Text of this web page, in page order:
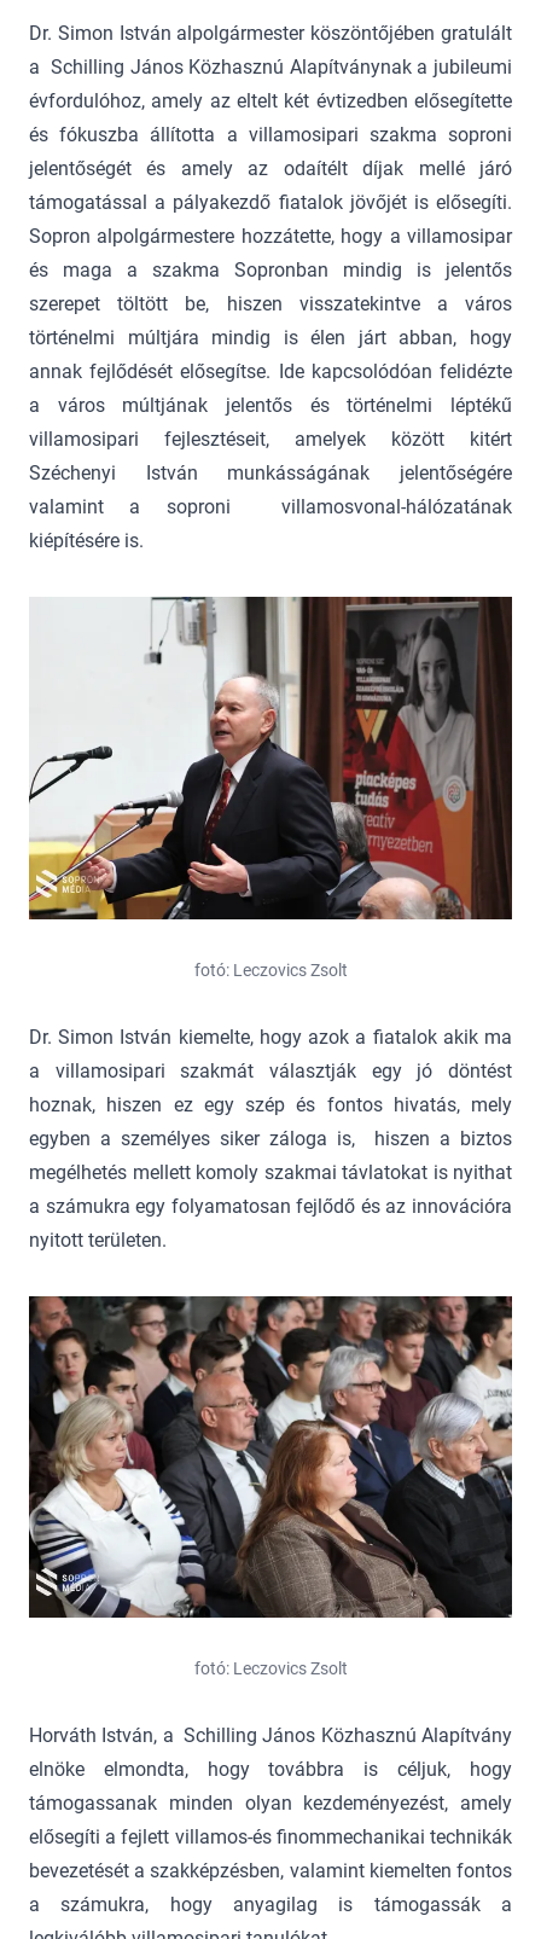
Dr. Simon István alpolgármester köszöntőjében gratulált
a Schilling János Közhasznú Alapítványnak a jubileumi
évfordulóhoz, amely az eltelt két évtizedben elősegítette
és fókuszba állította a villamosipari szakma soproni
jelentőségét és amely az odaítélt díjak mellé járó
támogatással a pályakezdő fiatalok jövőjét is elősegíti.
Sopron alpolgármestere hozzátette, hogy a villamosipar
és maga a szakma Sopronban mindig is jelentős
szerepet töltött be, hiszen visszatekintve a város
történelmi múltjára mindig is élen járt abban, hogy
annak fejlődését elősegítse. Ide kapcsolódóan felidézte
a város múltjának jelentős és történelmi léptékű
villamosipari fejlesztéseit, amelyek között kitért
Széchenyi István munkásságának jelentőségére
valamint a soproni villamosvonal-hálózatának
kiépítésére is.
fotó: Leczovics Zsolt
Dr. Simon István kiemelte, hogy azok a fiatalok akik ma
a villamosipari szakmát választják egy jó döntést
hoznak, hiszen ez egy szép és fontos hivatás, mely
egyben a személyes siker záloga is, hiszen a biztos
megélhetés mellett komoly szakmai távlatokat is nyithat
a számukra egy folyamatosan fejlődő és az innovációra
nyitott területen.
fotó: Leczovics Zsolt
Horváth István, a Schilling János Közhasznú Alapítvány
elnöke elmondta, hogy továbbra is céljuk, hogy
támogassanak minden olyan kezdeményezést, amely
elősegíti a fejlett villamos-és finommechanikai technikák
bevezetését a szakképzésben, valamint kiemelten fontos
a számukra, hogy anyagilag is támogassák a